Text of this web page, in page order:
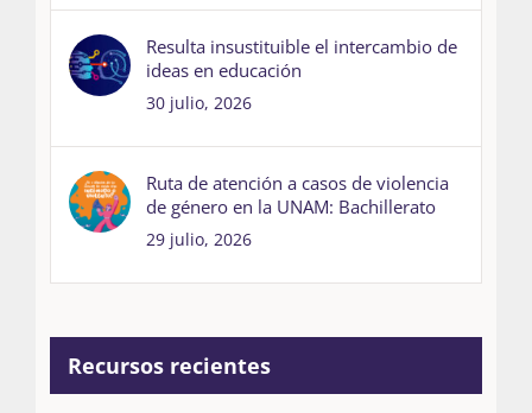
Resulta insustituible el intercambio de
ideas en educación
30 julio, 2026
Ruta de atención a casos de violencia
de género en la UNAM: Bachillerato
29 julio, 2026
Recursos recientes